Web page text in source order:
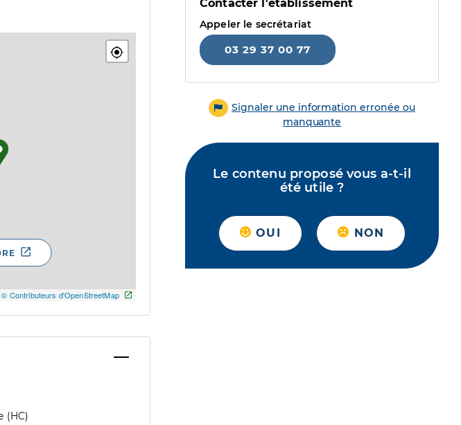
© Contributeurs d'OpenStreetMap
(HC)
Contacter l'établissement
Appeler le secrétariat
03 29 37 00 77
Signaler une information erronée ou
manquante
Le contenu proposé vous a-t-il
été utile ?
OUI NON